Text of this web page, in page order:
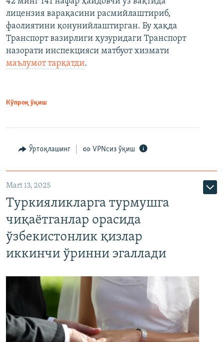
лицензия варақасини расмийлаштириб,
фаолиятини қонунийлаштирган. Бу ҳақда
Транспорт вазирлиги ҳузуридаги Транспорт
назорати инспекцияси матбуот хизмати
маълумот тарқатди.
Кўпроқ ўқиш
Ўртоқлашинг VPNсиз ўқиш
Mart 13, 2025
Туркияликларга турмушга
чиқаётганлар орасида
ўзбекистонлик қизлар
иккинчи ўринни эгаллади